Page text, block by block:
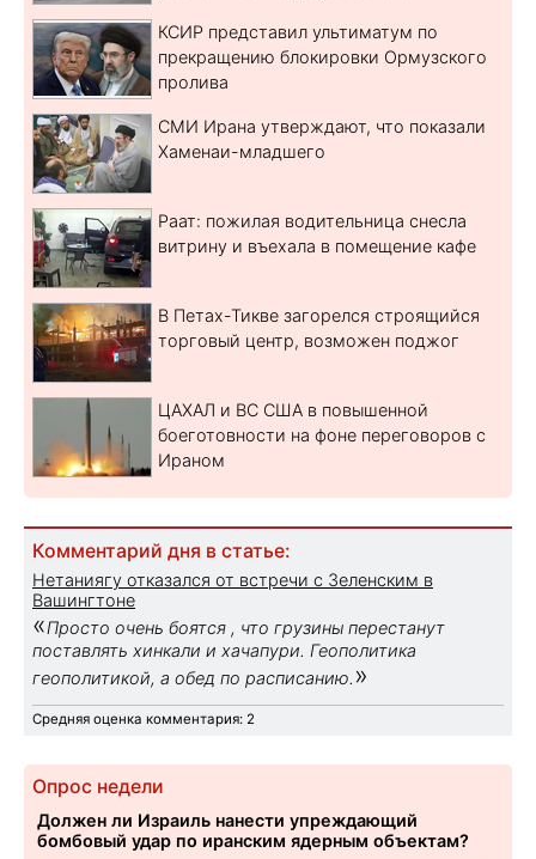
КСИР представил ультиматум по
прекращению блокировки Ормузского
пролива
СМИ Ирана утверждают, что показали
Хаменаи-младшего
Раат: пожилая водительница снесла
витрину и въехала в помещение кафе
В Петах-Тикве загорелся строящийся
торговый центр, возможен поджог
ЦАХАЛ и ВС США в повышенной
боеготовности на фоне переговоров с
Ираном
Комментарий дня в статье:
Нетаниягу отказался от встречи с Зеленским в
Вашингтоне
«Просто очень боятся , что грузины перестанут
поставлять хинкали и хачапури. Геополитика
геополитикой, а обед по расписанию. »
Средняя оценка комментария: 2
Опрос недели
Должен ли Израиль нанести упреждающий
бомбовый удар по иранским ядерным объектам?